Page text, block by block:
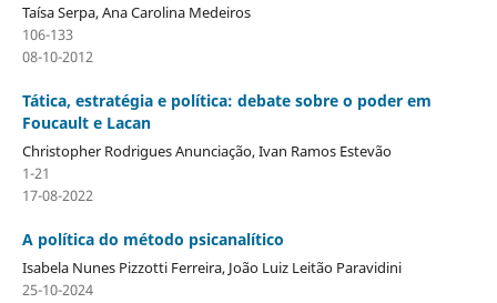
Taísa Serpa, Ana Carolina Medeiros
106-133
08-10-2012
Tática, estratégia e política: debate sobre o poder em
Foucault e Lacan
Christopher Rodrigues Anunciação, Ivan Ramos Estevão
1-21
17-08-2022
A política do método psicanalítico
Isabela Nunes Pizzotti Ferreira, João Luiz Leitão Paravidini
25-10-2024